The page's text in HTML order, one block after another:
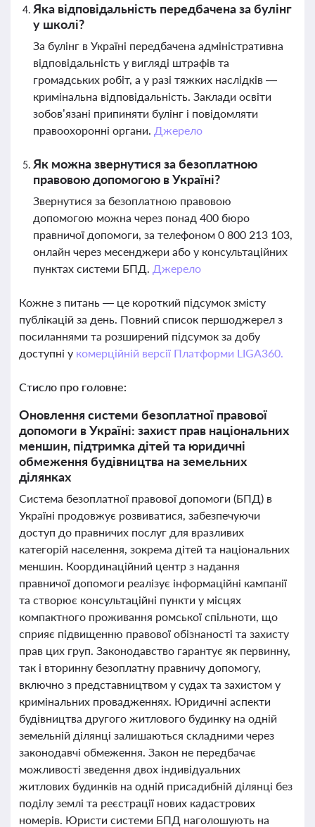
Яка відповідальність передбачена за булінг
у школі?
За булінг в Україні передбачена адміністративна
відповідальність у вигляді штрафів та
громадських робіт, а у разі тяжких наслідків —
кримінальна відповідальність. Заклади освіти
зобов’язані припиняти булінг і повідомляти
правоохоронні органи. Джерело
Як можна звернутися за безоплатною
правовою допомогою в Україні?
Звернутися за безоплатною правовою
допомогою можна через понад 400 бюро
правничої допомоги, за телефоном 0 800 213 103,
онлайн через месенджери або у консультаційних
пунктах системи БПД. Джерело
Кожне з питань — це короткий підсумок змісту
публікацій за день. Повний список першоджерел з
посиланнями та розширений підсумок за добу
доступні у комерційній версії Платформи LIGA360.
Стисло про головне:
Оновлення системи безоплатної правової
допомоги в Україні: захист прав національних
меншин, підтримка дітей та юридичні
обмеження будівництва на земельних
ділянках
Система безоплатної правової допомоги (БПД) в
Україні продовжує розвиватися, забезпечуючи
доступ до правничих послуг для вразливих
категорій населення, зокрема дітей та національних
меншин. Координаційний центр з надання
правничої допомоги реалізує інформаційні кампанії
та створює консультаційні пункти у місцях
компактного проживання ромської спільноти, що
сприяє підвищенню правової обізнаності та захисту
прав цих груп. Законодавство гарантує як первинну,
так і вторинну безоплатну правничу допомогу,
включно з представництвом у судах та захистом у
кримінальних провадженнях. Юридичні аспекти
будівництва другого житлового будинку на одній
земельній ділянці залишаються складними через
законодавчі обмеження. Закон не передбачає
можливості зведення двох індивідуальних
житлових будинків на одній присадибній ділянці без
поділу землі та реєстрації нових кадастрових
номерів. Юристи системи БПД наголошують на